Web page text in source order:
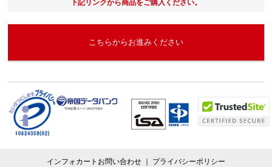
下記リンクから商品をご購入ください。
こちらからお進みください
TDB企業コード:261070114
インフォカートお問い合わせ
プライバシーポリシー